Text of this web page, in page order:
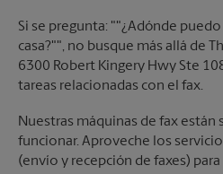
Si se pregunta: ""¿Adónde
casa?"", no busque más allá de
6300 Robert Kingery Hwy Ste
tareas relacionadas con el fax.
Nuestras máquinas de fax están
funcionar. Aproveche los
(envío y recepción de faxes)